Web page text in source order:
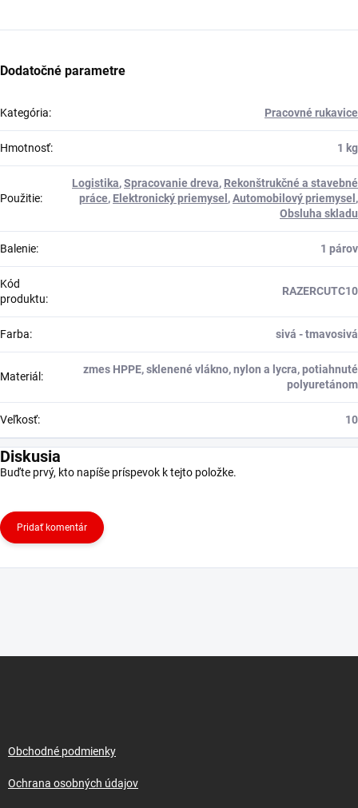
Dodatočné parametre
Kategória: Pracovné rukavice
Hmotnosť: 1 kg
Použitie:
Logistika,Spracovanie dreva, Rekonštrukčné a stavebné
práce, Elektronický priemysel ,Automobilový priemysel ,
Obsluha skladu
Balenie: 1 párov
Kód
produktu:
RAZERCUTC10
Farba: sivá - tmavosivá
Materiál :
zmes HPPE, sklenené vlákno, nylon a lycra, potiahnuté
polyuretánom
Veľkosť: 10
Diskusia
Buďte prvý, kto napíše príspevok k tejto položke.
Pridať komentár
Obchodné podmienky
Ochrana osobných údajov